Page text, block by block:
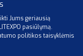
Jums geriausią
pasiūlymą.
politikos taisyklėmis